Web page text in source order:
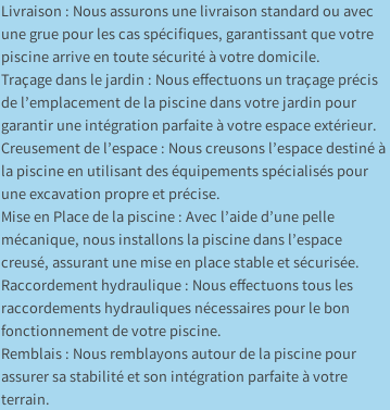
Livraison : Nous assurons une livraison standard ou avec
une grue pour les cas spécifiques, garantissant que votre
piscine arrive en toute sécurité à votre domicile.
Traçage dans le jardin : Nous effectuons un traçage précis
de l’emplacement de la piscine dans votre jardin pour
garantir une intégration parfaite à votre espace extérieur.
Creusement de l’espace : Nous creusons l’espace destiné à
la piscine en utilisant des équipements spécialisés pour
une excavation propre et précise.
Mise en Place de la piscine : Avec l’aide d’une pelle
mécanique, nous installons la piscine dans l’espace
creusé, assurant une mise en place stable et sécurisée.
Raccordement hydraulique : Nous effectuons tous les
raccordements hydrauliques nécessaires pour le bon
fonctionnement de votre piscine.
Remblais : Nous remblayons autour de la piscine pour
assurer sa stabilité et son intégration parfaite à votre
terrain.